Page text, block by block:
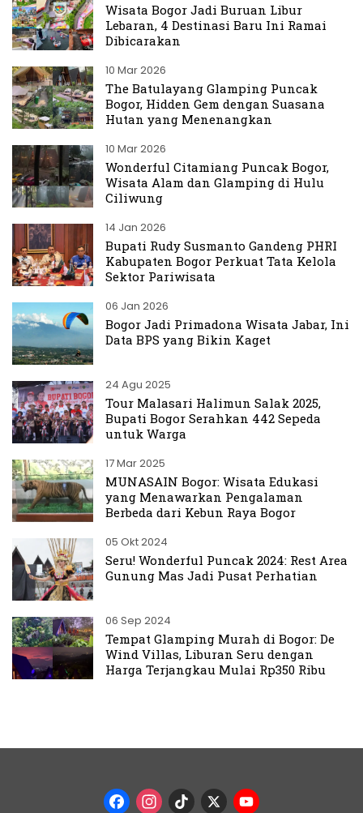
Wisata Bogor Jadi Buruan Libur
Lebaran, 4 Destinasi Baru Ini Ramai
Dibicarakan
10 Mar 2026
The Batulayang Glamping Puncak
Bogor, Hidden Gem dengan Suasana
Hutan yang Menenangkan
10 Mar 2026
Wonderful Citamiang Puncak Bogor,
Wisata Alam dan Glamping di Hulu
Ciliwung
14 Jan 2026
Bupati Rudy Susmanto Gandeng PHRI
Kabupaten Bogor Perkuat Tata Kelola
Sektor Pariwisata
06 Jan 2026
Bogor Jadi Primadona Wisata Jabar, Ini
Data BPS yang Bikin Kaget
24 Agu 2025
Tour Malasari Halimun Salak 2025,
Bupati Bogor Serahkan 442 Sepeda
untuk Warga
17 Mar 2025
MUNASAIN Bogor: Wisata Edukasi
yang Menawarkan Pengalaman
Berbeda dari Kebun Raya Bogor
05 Okt 2024
Seru! Wonderful Puncak 2024: Rest Area
Gunung Mas Jadi Pusat Perhatian
06 Sep 2024
Tempat Glamping Murah di Bogor: De
Wind Villas, Liburan Seru dengan
Harga Terjangkau Mulai Rp350 Ribu
Facebook
Instagram
TikTok
X